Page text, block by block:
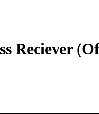
Reciever